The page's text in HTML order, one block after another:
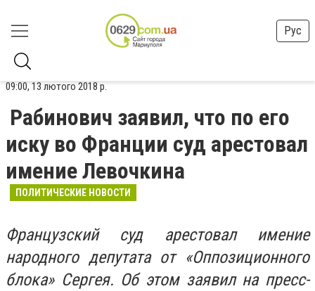
Рус
09:00, 13 лютого 2018 р.
Рабинович заявил, что по его
иску во Франции суд арестовал
имение Левочкина
ПОЛИТИЧЕСКИЕ НОВОСТИ
Французский суд арестовал имение
народного депутата от «Оппозиционного
блока» Сергея. Об этом заявил на пресс-